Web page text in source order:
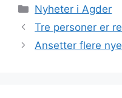
Kategorier
Nyheter i Agder
Tre personer er
Ansetter flere